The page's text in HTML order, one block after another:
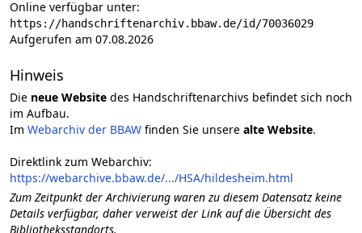
Online verfügbar unter:
https://handschriftenarchiv.bbaw.de/id/70036029
Aufgerufen am 07.08.2026
Hinweis
Die neue Website des Handschriftenarchivs befindet sich noch
im Aufbau.
Im Webarchiv der BBAW finden Sie unsere alte Website.
Direktlink zum Webarchiv:
https://webarchive.bbaw.de/.../HSA/hildesheim.html
Zum Zeitpunkt der Archivierung waren zu diesem Datensatz keine
Details verfügbar, daher verweist der Link auf die Übersicht des
Bibliotheksstandorts.